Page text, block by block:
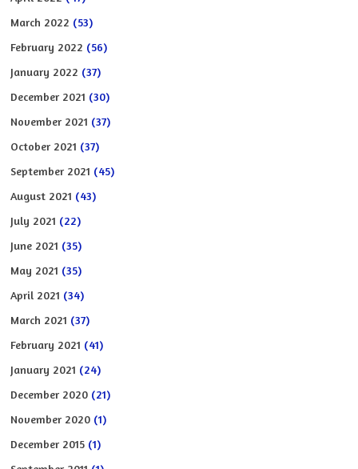
March 2022 (53)
February 2022 (56)
January 2022 (37)
December 2021 (30)
November 2021 (37)
October 2021 (37)
September 2021 (45)
August 2021 (43)
July 2021 (22)
June 2021 (35)
May 2021 (35)
April 2021 (34)
March 2021 (37)
February 2021 (41)
January 2021 (24)
December 2020 (21)
November 2020 (1)
December 2015 (1)